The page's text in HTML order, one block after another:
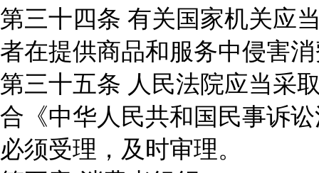
第三十四条 有关国家机关应
者在提供商品和服务中侵害
第三十五条 人民法院应当采
合《中华人民共和国民事诉
必须受理，及时审理。